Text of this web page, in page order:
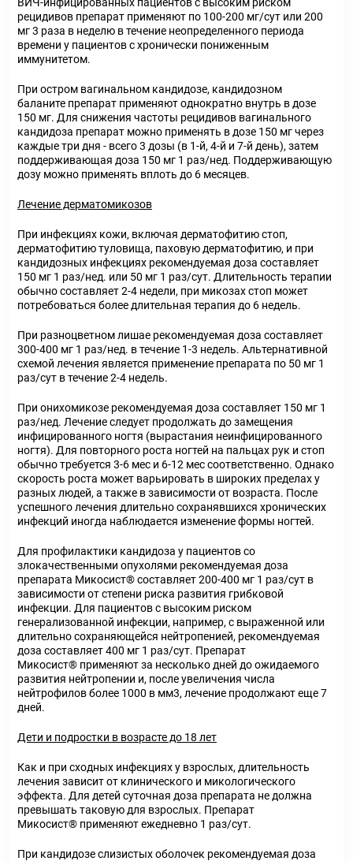
рецидивов препарат применяют по 100-200 мг/сут или 200
мг 3 раза в неделю в течение неопределенного периода
времени у пациентов с хронически пониженным
иммунитетом.
При остром вагинальном кандидозе, кандидозном
баланите препарат применяют однократно внутрь в дозе
150 мг. Для снижения частоты рецидивов вагинального
кандидоза препарат можно применять в дозе 150 мг через
каждые три дня - всего 3 дозы (в 1-й, 4-й и 7-й день), затем
поддерживающая доза 150 мг 1 раз/нед. Поддерживающую
дозу можно применять вплоть до 6 месяцев.
Лечение дерматомикозов
При инфекциях кожи, включая дерматофитию стоп,
дерматофитию туловища, паховую дерматофитию, и при
кандидозных инфекциях рекомендуемая доза составляет
150 мг 1 раз/нед. или 50 мг 1 раз/сут. Длительность терапии
обычно составляет 2-4 недели, при микозах стоп может
потребоваться более длительная терапия до 6 недель.
При разноцветном лишае рекомендуемая доза составляет
300-400 мг 1 раз/нед. в течение 1-3 недель. Альтернативной
схемой лечения является применение препарата по 50 мг 1
раз/сут в течение 2-4 недель.
При онихомикозе рекомендуемая доза составляет 150 мг 1
раз/нед. Лечение следует продолжать до замещения
инфицированного ногтя (вырастания неинфицированного
ногтя). Для повторного роста ногтей на пальцах рук и стоп
обычно требуется 3-6 мес и 6-12 мес соответственно. Однако
скорость роста может варьировать в широких пределах у
разных людей, а также в зависимости от возраста. После
успешного лечения длительно сохранявшихся хронических
инфекций иногда наблюдается изменение формы ногтей.
Для профилактики кандидоза у пациентов со
злокачественными опухолями рекомендуемая доза
препарата Микосист®составляет 200-400 мг 1 раз/сут в
зависимости от степени риска развития грибковой
инфекции. Для пациентов с высоким риском
генерализованной инфекции, например, с выраженной или
длительно сохраняющейся нейтропенией, рекомендуемая
доза составляет 400 мг 1 раз/сут. Препарат
Микосист® применяют за несколько дней до ожидаемого
развития нейтропении и, после увеличения числа
нейтрофилов более 1000 в мм3, лечение продолжают еще 7
дней.
Дети и подростки в возрасте до 18 лет
Как и при сходных инфекциях у взрослых, длительность
лечения зависит от клинического и микологического
эффекта. Для детей суточная доза препарата не должна
превышать таковую для взрослых. Препарат
Микосист® применяют ежедневно 1 раз/сут.
При кандидозе слизистых оболочек рекомендуемая доза